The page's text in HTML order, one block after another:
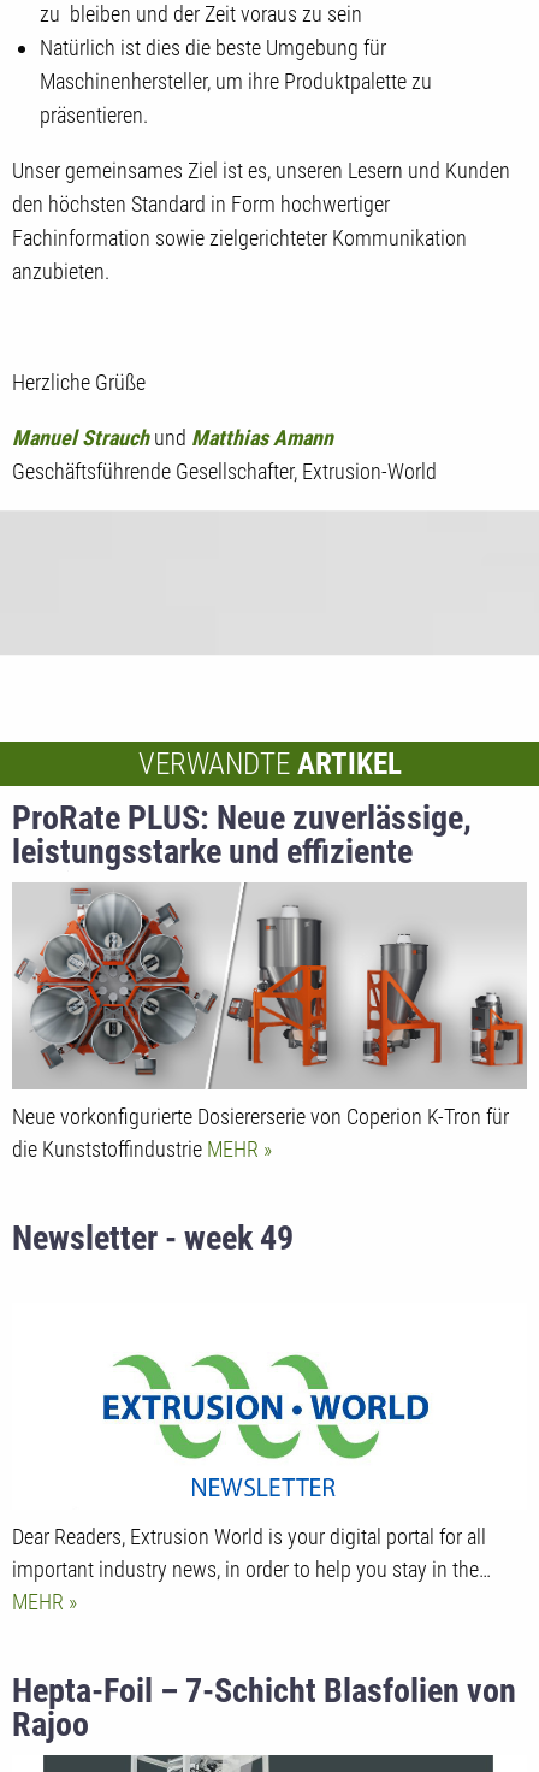
zu bleiben und der Zeit voraus zu sein
Natürlich ist dies die beste Umgebung für
Maschinenhersteller, um ihre Produktpalette zu
präsentieren.
Unser gemeinsames Ziel ist es, unseren Lesern und Kunden
den höchsten Standard in Form hochwertiger
Fachinformation sowie zielgerichteter Kommunikation
anzubieten.
Herzliche Grüße
Manuel Strauchund Matthias Amann
Geschäftsführende Gesellschafter, Extrusion-World
VERWANDTE ARTIKEL
ProRate PLUS: Neue zuverlässige,
leistungsstarke und effiziente
Dosierlösung
Neue vorkonfigurierte Dosiererserie von Coperion K-Tron für
die Kunststoffindustrie MEHR
Newsletter - week 49
Dear Readers, Extrusion World is your digital portal for all
important industry news, in order to help you stay in the…
MEHR
Hepta-Foil – 7-Schicht Blasfolien von
Rajoo